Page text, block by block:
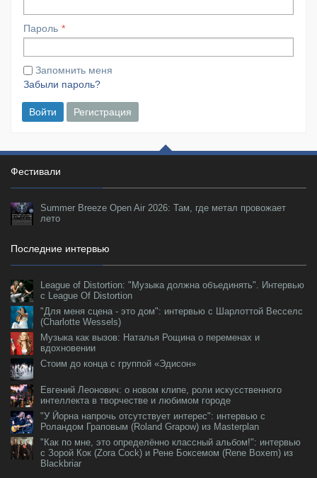
Пароль
Запомнить меня
Забыли пароль?
Войти Регистрация
Фестивали
Summer Breeze Open Air 2026: Там, где метал провожает
лето
Последние интервью
League of Distortion: "Музыка должна объединять". Интервью
с League Of Distortion
"Для меня сцена - это дом": интервью с Шарлоттой Весселс
(Charlotte Wessels)
Музыка как вызов: Наталья Рощина о переменах и
вдохновении
Стоим до конца с группой «Эдисон»
Евгений Леонович: о новом клипе, роли искусственного
интеллекта в творчестве и любимом городе
"У Йорна напрочь отсутствует интерес": интервью с
Роландом Граповым (Roland Grapow) из Masterplan
"Как по мне, это определённо классный альбом!": интервью
с Зорой Кок (Zora Cock) и Рене Боксемом (Rene Boxem) из
Blackbriar